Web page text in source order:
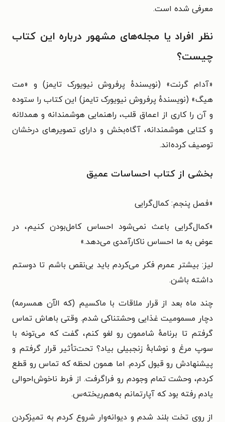
معرفی شده است.
نظر افراد یا مجله‌های مشهور درباره این کتاب
چیست؟
«آدام گرنت» (نویسندهٔ پرفروش نیویورک تایمز) و «مت
هیگ» (نویسندهٔ پرفروش نیویورک تایمز) این کتاب را ستوده
و آن را کاری از اعماق قلب، راهنمایی هوشمندانه و همدلانه
و کتابی هوشمندانه، آگاه‌بخش و دارای تصویرهای درخشان
توصیف کرده‌اند.
بخشی از کتاب احساسات عمیق
«فصل پنجم: کمال‌گرایی
«کمال‌گرایی باعث نمی‌شود احساس کامل‌بودن کنیم، در
عوض به ما احساس ناکارآمدی می‌دهد.»
لیز: بیشتر عمرم فکر می‌کردم باید بی‌نقص باشم تا دوستم
داشته باشن.
چند ماه بعد از قرار ملاقات با ماکسیم (که الآن همسرمه)
دچار مسمومیت غذایی وحشتناکی شدم. وقتی باهاش تماس
گرفتم تا برنامهٔ شاممون رو لغو کنم، گفت که می‌تونه با
سوپ مرغ و نوشابهٔ زنجبیلی بیاد؟ تحت‌تأثیر قرار گرفتم و
پیشنهادش رو قبول کردم. اما همون لحظه که تماس رو قطع
کردم، وحشت تمام وجودم رو فراگرفت. از فرط ناخوش‌احوالی
یادم رفته بود که آپارتمانم به‌هم‌ریخته‌س.
از روی تخت بلند شدم و دیوانه‌وار شروع کردم به تمیزکردن